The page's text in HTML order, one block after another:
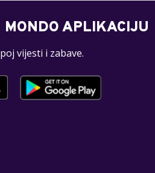
MONDO APLIKACIJU
vijesti i zabave.